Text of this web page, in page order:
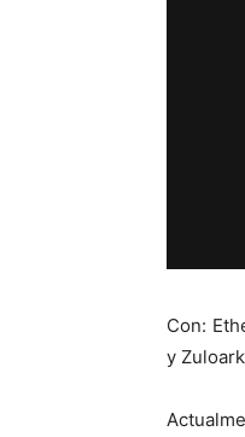
Con:
y